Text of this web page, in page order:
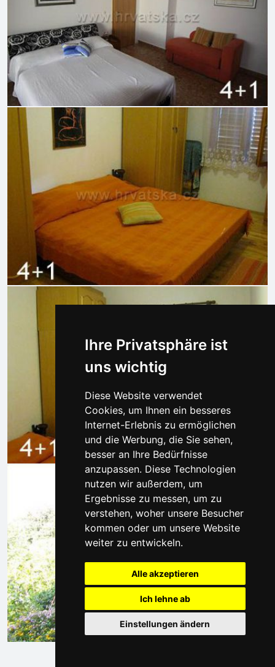
Ihre Privatsphäre ist
uns wichtig
Diese Website verwendet
Cookies, um Ihnen ein besseres
Internet-Erlebnis zu ermöglichen
und die Werbung, die Sie sehen,
besser an Ihre Bedürfnisse
anzupassen. Diese Technologien
nutzen wir außerdem, um
Ergebnisse zu messen, um zu
verstehen, woher unsere Besucher
kommen oder um unsere Website
weiter zu entwickeln.
Alle akzeptieren
Ich lehne ab
Einstellungen ändern